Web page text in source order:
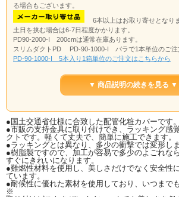
る場合もございます。
6本以上はお取り寄せとなり
土日を挟む場合は6-7日程度かかります。
PD90-2000-I 200cmは通常在庫あります。
スリムダクトPD PD-90-1000-I バラで1本単位のご注
PD-90-1000-I 5本入り1箱単位のご注文はこちらから
当店工事では、パッケージ3分5分＋ドレンVP25断熱
2024.1.16 仕入れ価格高騰により、値上げさせていただ
▼ 商品説明の続きを見る ▼
●国土交通省仕様に合致した配管化粧カバーです。
●市販の支持金具に取り付けでき、ラッキング感
クトです。軽くて丈夫で、簡単に施工できます。
●ラッキングとは異なり、多少の衝撃では変形しま
●樹脂製ですので、加工が容易で多少のよごれな
すぐにきれいになります。
●難燃性材料を使用し、美しさだけでなく安全性
ています。
●耐候性に優れた素材を使用しており、いつまで
※